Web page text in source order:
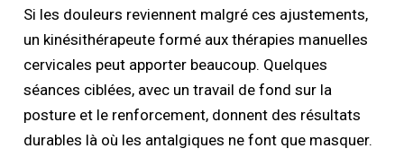
Si les douleurs reviennent malgré ces ajustements,
un kinésithérapeute formé aux thérapies manuelles
cervicales peut apporter beaucoup. Quelques
séances ciblées, avec un travail de fond sur la
posture et le renforcement, donnent des résultats
durables là où les antalgiques ne font que masquer.